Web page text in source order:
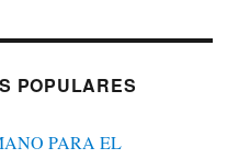
POPULARES
PARA EL